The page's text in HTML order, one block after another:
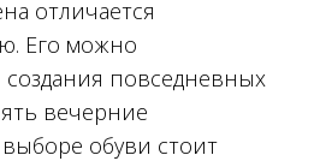
отличается
Его можно
создания повседневных
вечерние
обуви стоит